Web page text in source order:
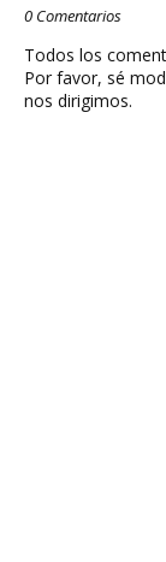
0 Comentarios
Todos los
Por favor, sé
nos dirigimos.